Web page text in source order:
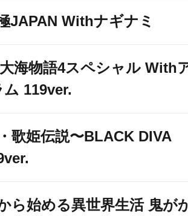
JAPAN Withナギナミ
海物語4スペシャル With
119ver.
歌姫伝説〜BLACK DIVA
ら始める異世界生活 鬼が